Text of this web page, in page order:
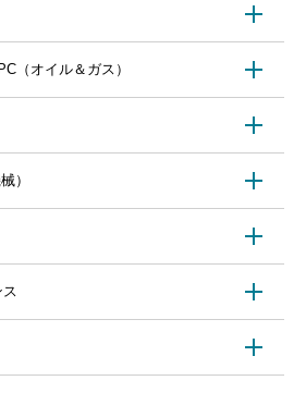
（オイル＆ガス）
）